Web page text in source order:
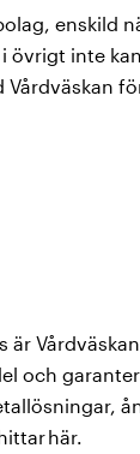
enskild
inte
och
här.